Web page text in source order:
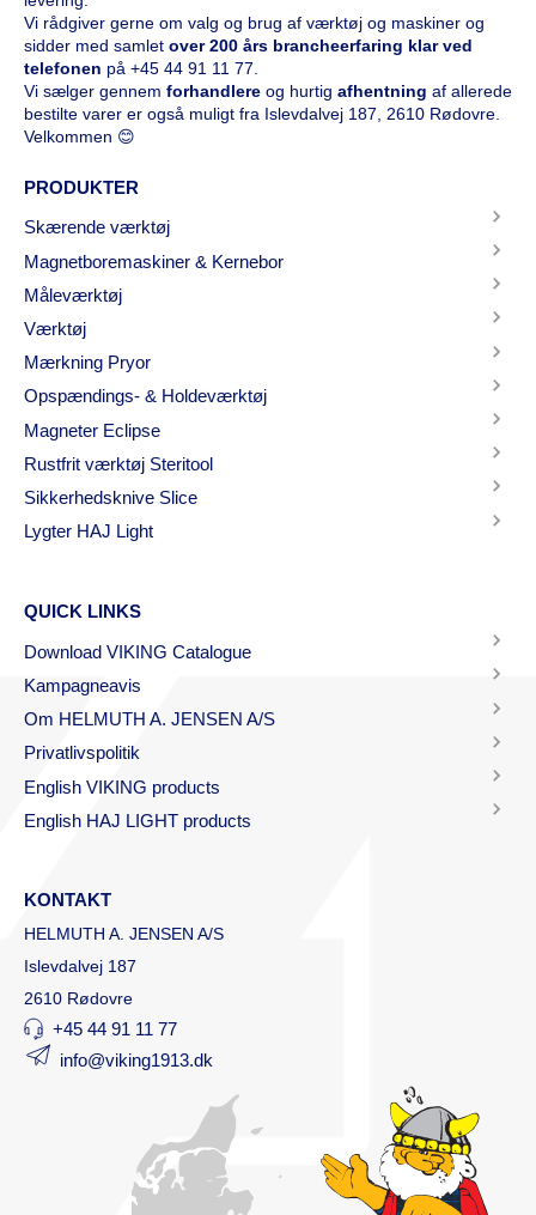
Vi rådgiver gerne om valg og brug af værktøj og maskiner og
sidder med samlet over 200 års brancheerfaring klar ved
telefonen på +45 44 91 11 77
Vi sælger gennem forhandlere og hurtig afhentning af allerede
bestilte varer er også muligt fra Islevdalvej 187, 2610 Rødovre.
Velkommen 😊
PRODUKTER
Skærende værktøj
Magnetboremaskiner & Kernebor
Måleværktøj
Værktøj
Mærkning Pryor
Opspændings- & Holdeværktøj
Magneter Eclipse
Rustfrit værktøj Steritool
Sikkerhedsknive Slice
Lygter HAJ Light
QUICK LINKS
Download VIKING Catalogue
Kampagneavis
Om HELMUTH A. JENSEN A/S
Privatlivspolitik
English VIKING products
English HAJ LIGHT products
KONTAKT
HELMUTH A. JENSEN A/S
Islevdalvej 187
2610 Rødovre
+45 44 91 11 77
info@viking1913.dk